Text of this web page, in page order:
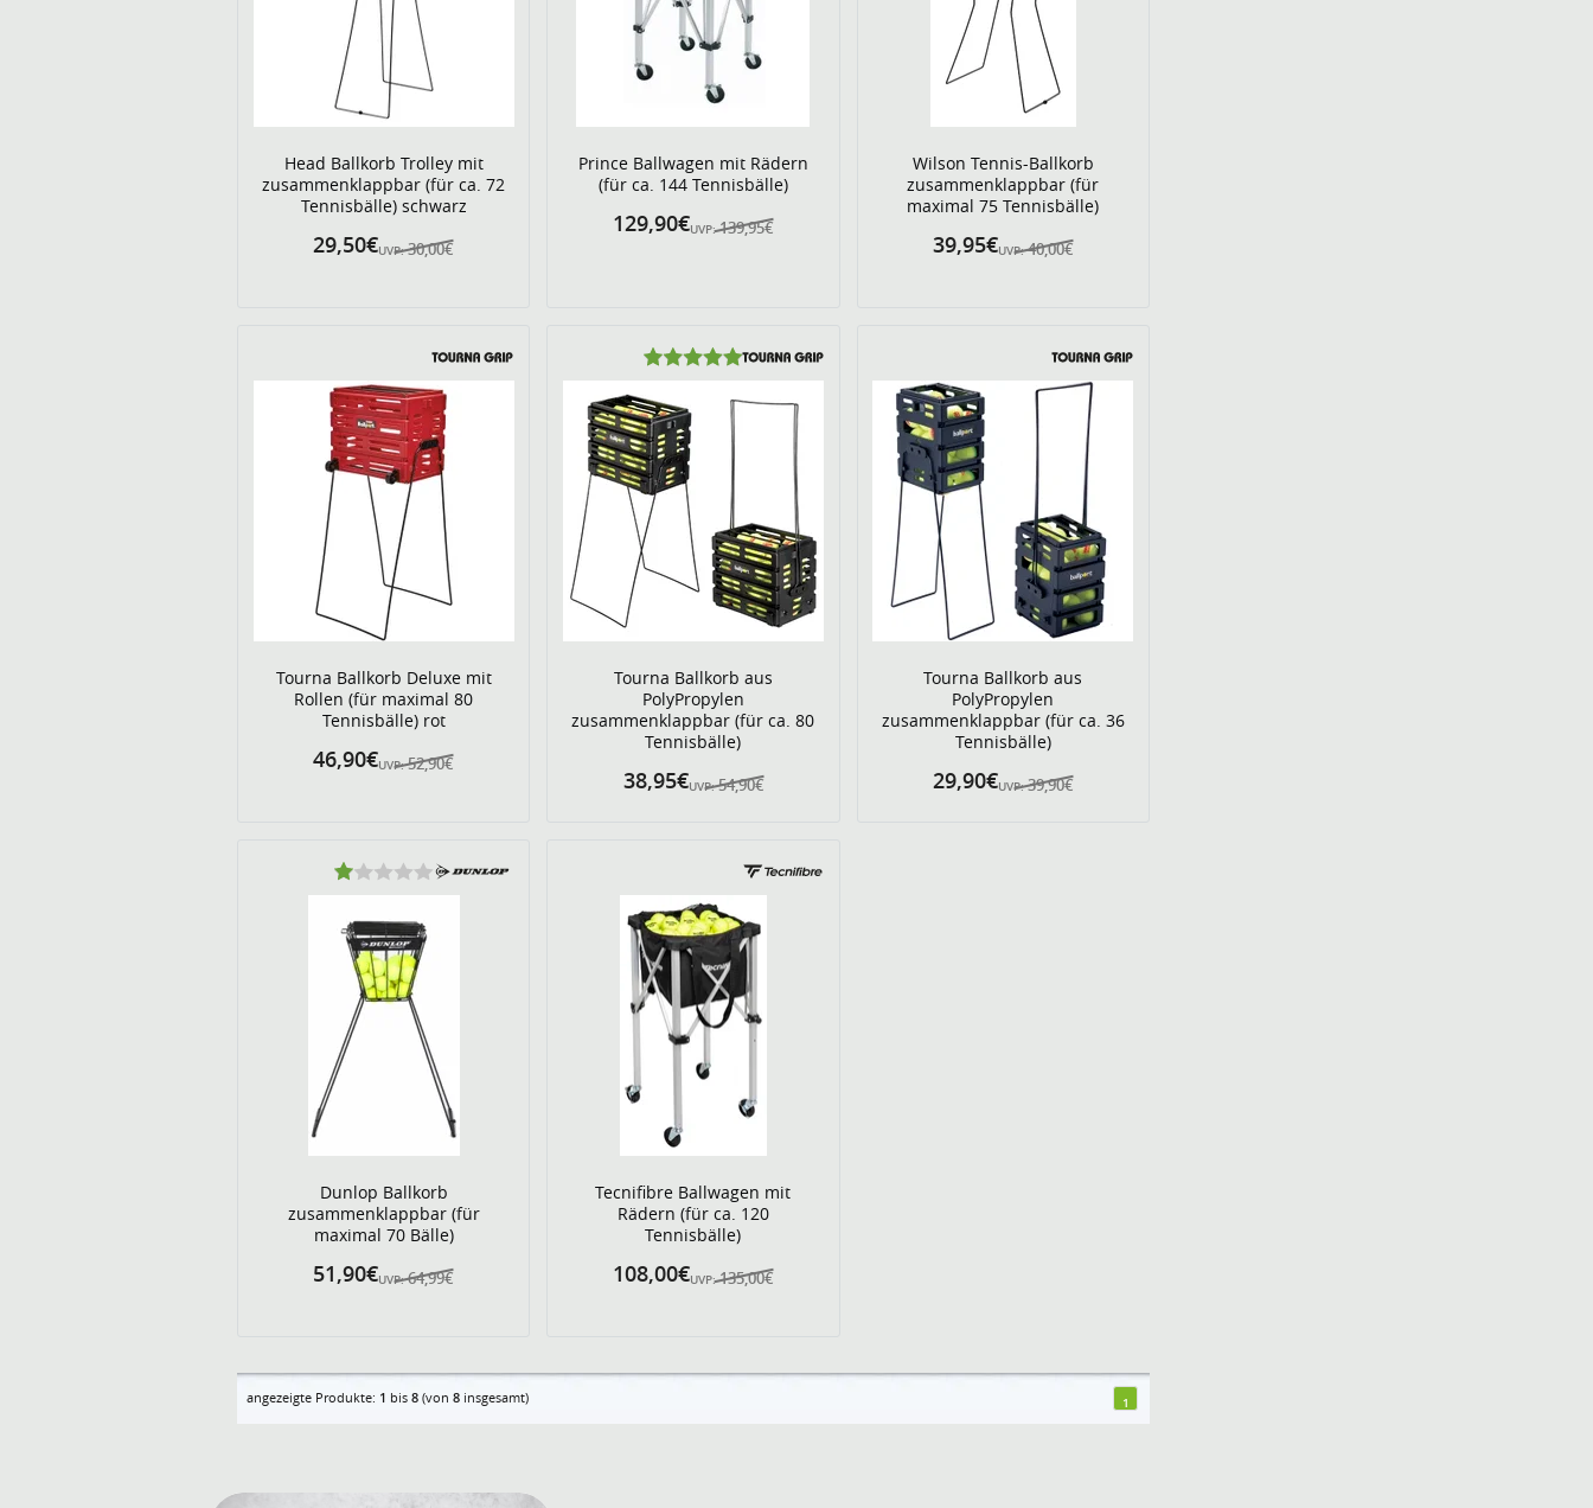
Head Ballkorb Trolley mit
zusammenklappbar (für ca. 72
Tennisbälle) schwarz
UVP: 30,00€
29,50€
Prince Ballwagen mit Rädern
(für ca. 144 Tennisbälle)
UVP: 139,95€
129,90€
Wilson Tennis-Ballkorb
zusammenklappbar (für
maximal 75 Tennisbälle)
UVP: 40,00€
39,95€
Tourna Ballkorb Deluxe mit
Rollen (für maximal 80
Tennisbälle) rot
UVP: 52,90€
46,90€
Tourna Ballkorb aus
PolyPropylen
zusammenklappbar (für ca. 80
Tennisbälle)
UVP: 54,90€
38,95€
Tourna Ballkorb aus
PolyPropylen
zusammenklappbar (für ca. 36
Tennisbälle)
UVP: 39,90€
29,90€
Dunlop Ballkorb
zusammenklappbar (für
maximal 70 Bälle)
UVP: 64,99€
51,90€
Tecnifibre Ballwagen mit
Rädern (für ca. 120
Tennisbälle)
UVP: 135,00€
108,00€
angezeigte Produkte: 1 bis 8 (von 8 insgesamt) 1